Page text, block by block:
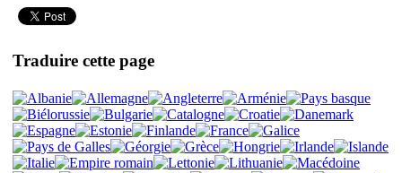
Traduire cette page